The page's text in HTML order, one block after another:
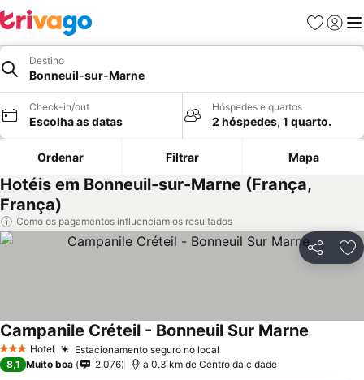
Favoritos
Iniciar
Destino
Bonneuil-sur-Marne
Check-in/out
Escolha as datas
Hóspedes e quartos
2 hóspedes, 1 quarto.
Ordenar Filtrar Mapa
Hotéis em Bonneuil-sur-Marne (França,
França)
Como os pagamentos influenciam os resultados
Partilhar
3 EstrelasHotel Estacionamento seguro no local
Campanile Créteil - Bonneuil Sur Marne
8,1 Muito boa 2.076 a 0.3 km de Centro da cidade